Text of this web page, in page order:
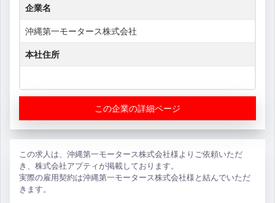
企業名
沖縄第一モータース株式会社
本社住所
この企業の詳細ページ
この求人は、沖縄第一モータース株式会社様よりご依頼いただ
き、株式会社アプティが掲載しております。
実際の雇用契約は沖縄第一モータース株式会社様と結んでいただ
きます。